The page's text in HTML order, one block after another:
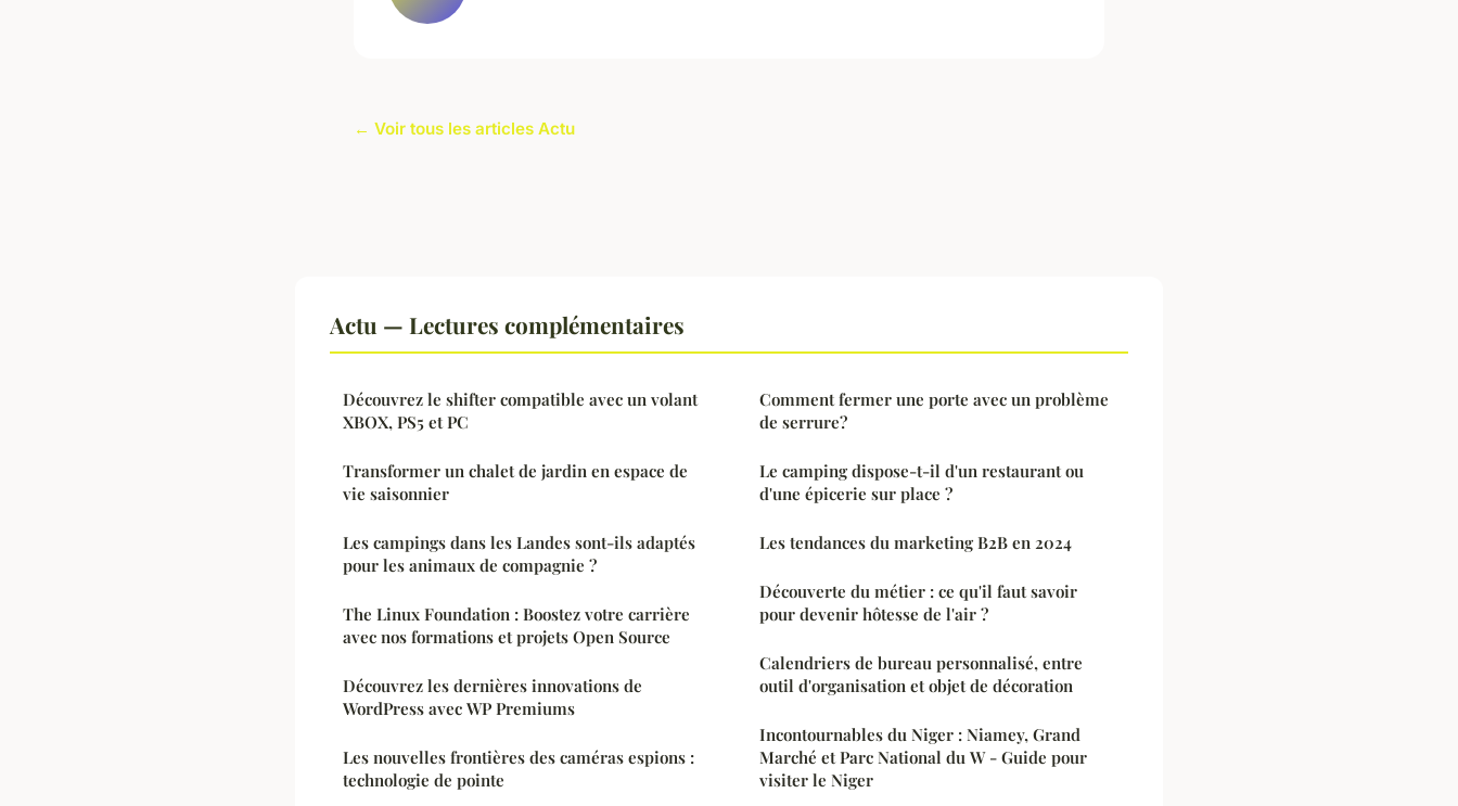
← Voir tous les articles Actu
Actu — Lectures complémentaires
Découvrez le shifter compatible avec un volant
XBOX, PS5 et PC
Transformer un chalet de jardin en espace de
vie saisonnier
Les campings dans les Landes sont-ils adaptés
pour les animaux de compagnie ?
The Linux Foundation : Boostez votre carrière
avec nos formations et projets Open Source
Découvrez les dernières innovations de
WordPress avec WP Premiums
Les nouvelles frontières des caméras espions :
technologie de pointe
Comment fermer une porte avec un problème
de serrure?
Le camping dispose-t-il d'un restaurant ou
d'une épicerie sur place ?
Les tendances du marketing B2B en 2024
Découverte du métier : ce qu'il faut savoir
pour devenir hôtesse de l'air ?
Calendriers de bureau personnalisé, entre
outil d'organisation et objet de décoration
Incontournables du Niger : Niamey, Grand
Marché et Parc National du W - Guide pour
visiter le Niger